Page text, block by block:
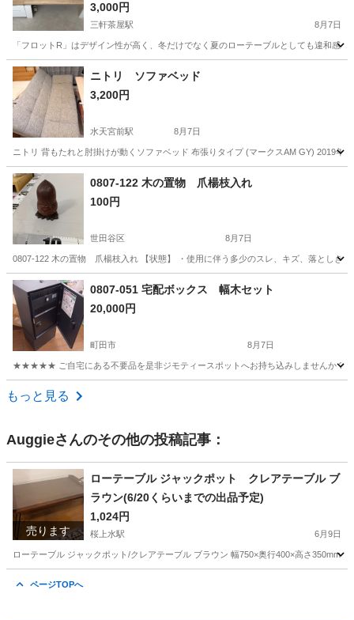
3,000円
三軒茶屋駅 8月7日
「フロットR」はデザイン性が高く、冬だけでなく夏のローテーブルとしても違和感
東京 世田谷区 三軒茶屋駅 テーブル
ニトリ ソファベッド
3,200円
水天宮前駅 8月7日
ニトリ 背もたれと肘掛けが動くソファベッド 布張りタイプ (マークスAM GY) 2019
東京 江東区 ソファ ニトリ
0807-122 木の置物 爪楊枝入れ
100円
世田谷区 8月7日
0807-122 木の置物 爪楊枝入れ 【状態】 ・使用に伴う多少のスレ、キズ、落としき
東京 世田谷区 インテリア雑貨/小物 置物
0807-051 宅配ボックス 幅木セット
20,000円
町田市 8月7日
★★★★★ ご自宅にある不要品を是非ジモティースポットへお持ち込みしませんか？
東京 町田市
もっと見る
Auggieさんのその他の投稿記事：
売ります
ローテーブル ジャックポット クレアテーブル ブ
ラウン(6/20くらいまでの出品予定)
1,024円
桜上水駅 6月9日
ローテーブル ジャックポット/クレアテーブル ブラウン 幅750×奥行400×高さ350mm
ページTOPへ